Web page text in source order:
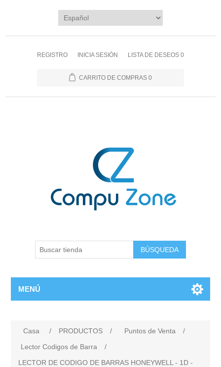
REGISTRO INICIA SESIÓN LISTA DE DESEOS 0
CARRITO DE COMPRAS 0
BÚSQUEDA
MENÚ
Casa / PRODUCTOS / Puntos de Venta
/
Lector Codigos de Barra
/
LECTOR DE CODIGO DE BARRAS HONEYWELL - 1D -